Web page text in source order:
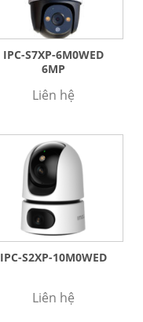
IPC-S7XP-6M0WED
6MP
Liên hệ
IPC-S2XP-10M0WED
Liên hệ